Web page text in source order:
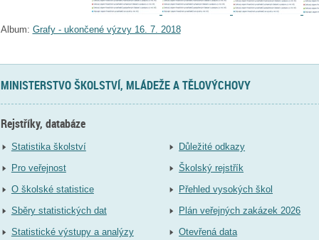
Album: Grafy - ukončené výzvy 16. 7. 2018
MINISTERSTVO ŠKOLSTVÍ, MLÁDEŽE A TĚLOVÝCHOVY
Rejstříky, databáze
Statistika školství
Pro veřejnost
O školské statistice
Sběry statistických dat
Statistické výstupy a analýzy
Důležité odkazy
Školský rejstřík
Přehled vysokých škol
Plán veřejných zakázek 2026
Otevřená data